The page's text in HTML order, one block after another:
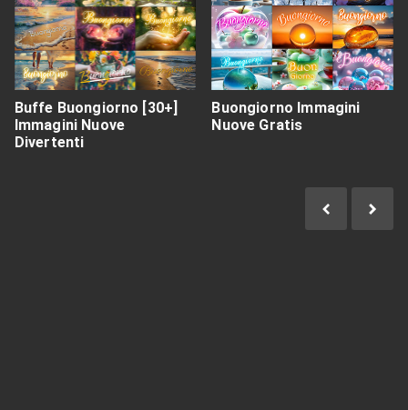
Buffe Buongiorno [30+]
Immagini Nuove
Divertenti
Buongiorno Immagini
Nuove Gratis